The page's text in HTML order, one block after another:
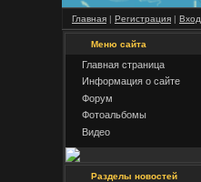
Главная | Регистрация | Вход
Меню сайта
Главная страница
Информация о сайте
Форум
Фотоальбомы
Видео
Разделы новостей